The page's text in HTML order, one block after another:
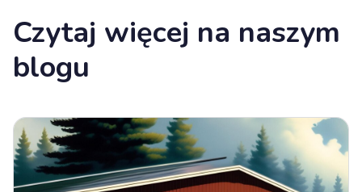
Czytaj więcej na naszym
blogu